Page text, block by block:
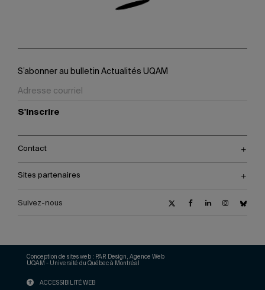
S’abonner au bulletin Actualités UQAM
S'inscrire
Contact
Sites partenaires
Suivez-nous
UQAM - Université du Québec à Montréal
Conception de sites web : PAR Design, Agence Web
ACCESSIBILITÉ WEB